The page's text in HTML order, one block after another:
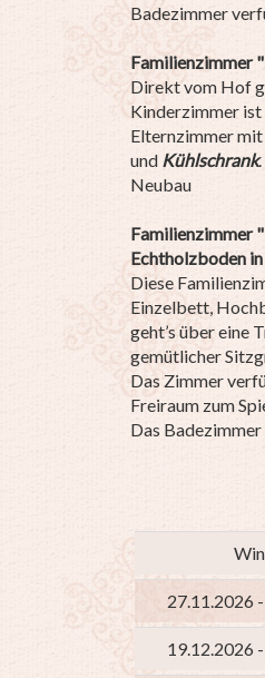
Badezimmer
Familienzimmer
Direkt vom Hof
Kinderzimmer ist
Elternzimmer
und Kühlschrank
Neubau
Familienzimmer
Echtholzboden
Diese
Einzelbett,
geht’s über eine
gemütlicher
Das Zimmer
Freiraum zum
Das
27.11.2026
19.12.2026